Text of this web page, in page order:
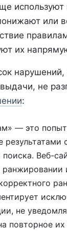
или
их
не
:
— это
поиска. Веб-
не
повторное